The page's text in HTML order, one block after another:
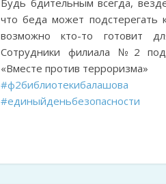
Будь бдительным всегда,
что беда может подстерегать
возможно кто-то готовит
Сотрудники филиала №2
«Вместе против терроризма»
#ф2библиотекибалашова
#единыйденьбезопасности